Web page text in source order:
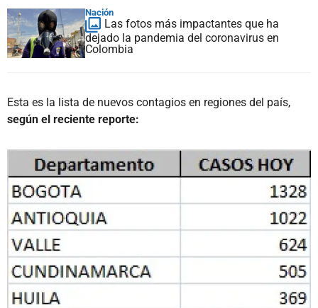
Nación
Las fotos más impactantes que ha
dejado la pandemia del coronavirus en
Colombia
Esta es la lista de nuevos contagios en regiones del país,
según el reciente reporte: